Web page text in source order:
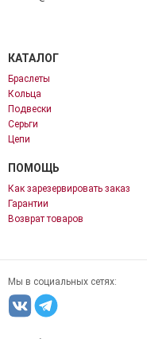
КАТАЛОГ
Браслеты
Кольца
Подвески
Серьги
Цепи
ПОМОЩЬ
Как зарезервировать заказ
Гарантии
Возврат товаров
Мы в социальных сетях: